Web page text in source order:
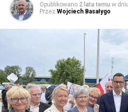
Opublikowano 2 lata temu w
Przez Wojciech Basałygo